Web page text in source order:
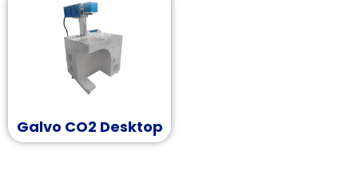
Galvo CO2 Desktop